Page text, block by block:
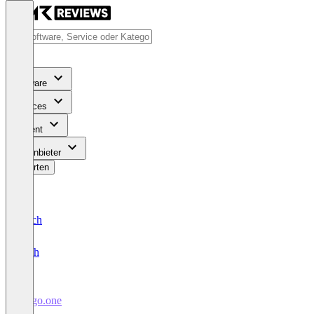
Software
Services
Content
Für Anbieter
Bewerten
Deutsch
English
cargo.one